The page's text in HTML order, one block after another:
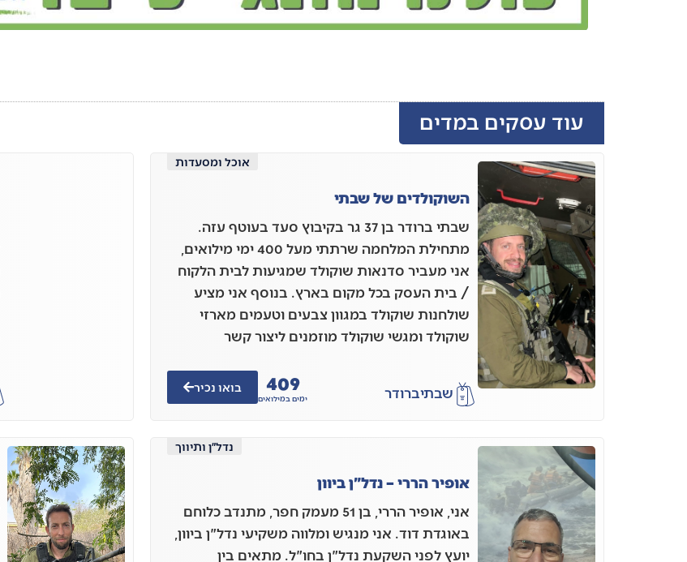
עוד עסקים במדים
אוכל ומסעדות
השוקולדים של שבתי
שבתי ברודר בן 37 גר בקיבוץ סעד בעוטף עזה.
מתחילת המלחמה שרתתי מעל 400 ימי מילואים,
אני מעביר סדנאות שוקולד שמגיעות לבית הלקוח
/ בית העסק בכל מקום בארץ. בנוסף אני מציע
שולחנות שוקולד במגוון צבעים וטעמים מארזי
שוקולד ומגשי שוקולד מוזמנים ליצור קשר
שבתיברודר ימים במילואים
410 בואו נכיר
נדל״ן ותיווך
אופיר הררי – נדל"ן ביוון
אני, אופיר הררי, בן 51 מעמק חפר, מתנדב כלוחם
באוגדת דוד. אני מנגיש ומלווה משקיעי נדל"ן ביוון,
יועץ לפני השקעת נדל"ן בחו"ל. מתאים בין